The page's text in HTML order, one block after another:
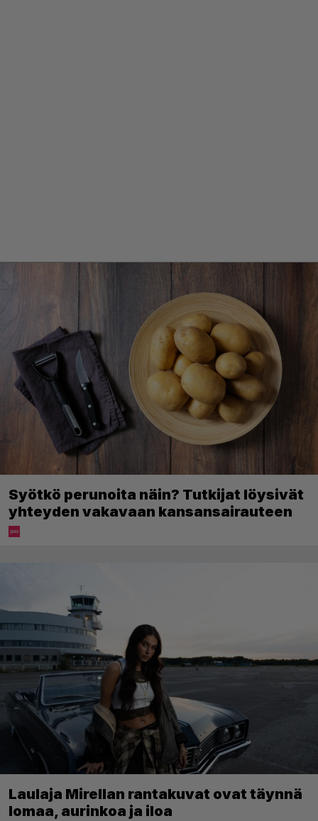
Syötkö perunoita näin? Tutkijat löysivät
yhteyden vakavaan kansansairauteen
Laulaja Mirellan rantakuvat ovat täynnä
lomaa, aurinkoa ja iloa